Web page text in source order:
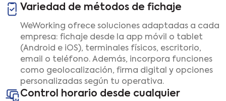
Variedad de métodos de fichaje
WeWorking ofrece soluciones adaptadas a cada
empresa: fichaje desde la app móvil o tablet
(Android e iOS), terminales físicos, escritorio,
email o teléfono. Además, incorpora funciones
como geolocalización, firma digital y opciones
personalizadas según tu operativa.
Control horario desde cualquier